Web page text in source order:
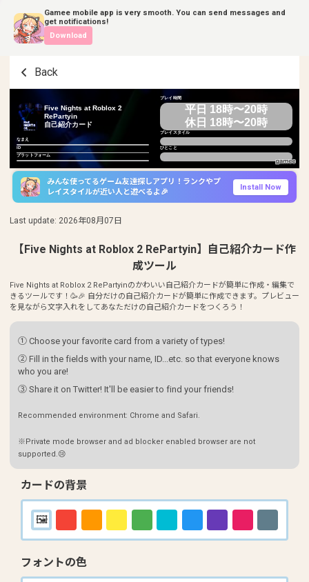
Gamee mobile app is very smooth. You can send messages and
get notifications!
Download
Back
Five Nights at Roblox 2
RePartyin
自己紹介カード
なまえ
ID
プラットフォーム
プレイ時間
平日 18時〜20時
休日 18時〜20時
プレイスタイル
ひとこと
みんな使ってるゲーム友達探しアプリ！ランクやプ
レイスタイルが近い人と遊べるよ🎉
Install Now
Last update: 2026年08月07日
【Five Nights at Roblox 2 RePartyin】自己紹介カード作
成ツール
Five Nights at Roblox 2 RePartyinのかわいい自己紹介カードが簡単に作成・編集で
きるツールです！🥳🎉 自分だけの自己紹介カードが簡単に作成できます。プレビュー
を見ながら文字入れをしてあなただけの自己紹介カードをつくろう！
① Choose your favorite card from a variety of types!
② Fill in the fields with your name, ID...etc. so that everyone knows
who you are!
③ Share it on Twitter! It'll be easier to find your friends!
Recommended environment: Chrome and Safari.
※Private mode browser and ad blocker enabled browser are not
supported.😢
カードの背景
フォントの色